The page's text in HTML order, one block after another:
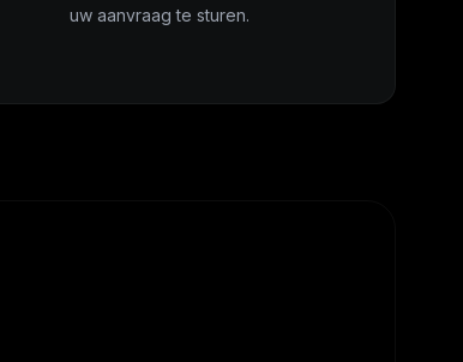
uw aanvraag te sturen.